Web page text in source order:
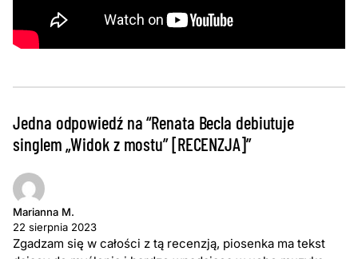
Jedna odpowiedź na “Renata Becla debiutuje
singlem „Widok z mostu” [RECENZJA]”
Marianna M.
22 sierpnia 2023
Zgadzam się w całości z tą recenzją, piosenka ma tekst